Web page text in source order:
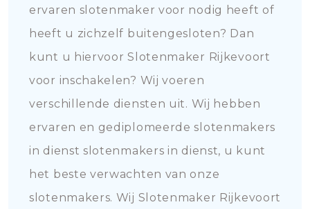
ervaren slotenmaker voor nodig heeft of
heeft u zichzelf buitengesloten? Dan
kunt u hiervoor Slotenmaker Rijkevoort
voor inschakelen? Wij voeren
verschillende diensten uit. Wij hebben
ervaren en gediplomeerde slotenmakers
in dienst slotenmakers in dienst, u kunt
het beste verwachten van onze
slotenmakers. Wij Slotenmaker Rijkevoort